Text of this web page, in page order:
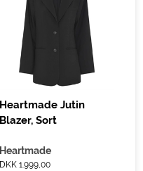
Heartmade Jutin
Blazer, Sort
Heartmade
DKK 1.999,00